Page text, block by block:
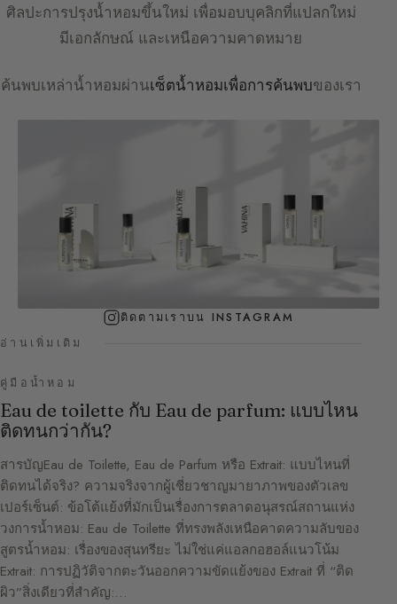
ศิลปะการปรุงน้ำหอมขึ้นใหม่ เพื่อมอบบุคลิกที่แปลกใหม่
มีเอกลักษณ์ และเหนือความคาดหมาย
ค้นพบเหล่าน้ำหอมผ่านเซ็ตน้ำหอมเพื่อการค้นพบของเรา
ติดตามเราบน INSTAGRAM
อ่านเพิ่มเติม
คู่มือน้ำหอม
Eau de toilette กับ Eau de parfum: แบบไหน
ติดทนกว่ากัน?
สารบัญEau de Toilette, Eau de Parfum หรือ Extrait: แบบไหนที่
ติดทนได้จริง? ความจริงจากผู้เชี่ยวชาญมายาภาพของตัวเลข
เปอร์เซ็นต์: ข้อโต้แย้งที่มักเป็นเรื่องการตลาดอนุสรณ์สถานแห่ง
วงการน้ำหอม: Eau de Toilette ที่ทรงพลังเหนือคาดความลับของ
สูตรน้ำหอม: เรื่องของสุนทรียะ ไม่ใช่แค่แอลกอฮอล์แนวโน้ม
Extrait: การปฏิวัติจากตะวันออกความขัดแย้งของ Extrait ที่ “ติด
ผิว”สิ่งเดียวที่สำคัญ:…